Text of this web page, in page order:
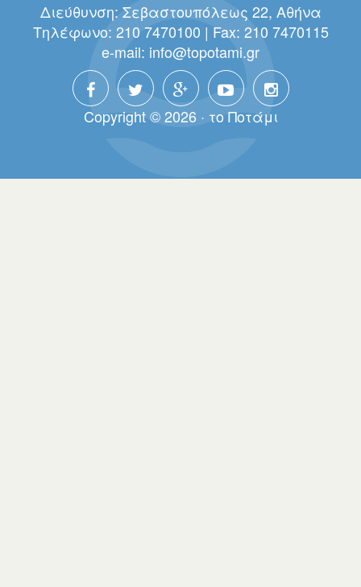
Διεύθυνση: Σεβαστουπόλεως 22, Αθήνα
Τηλέφωνο: 210 7470100 | Fax: 210 7470115
e-mail: info@topotami.gr
Copyright © 2026 · τo Πoτάμι